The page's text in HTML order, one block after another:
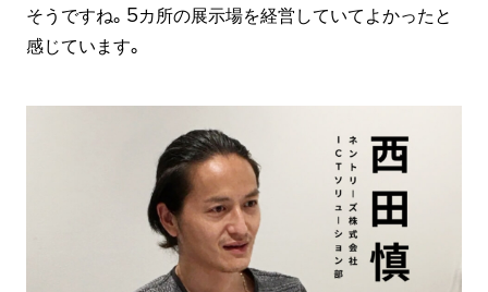
そうですね。5カ所の展示場を経営していてよかったと
感じています。